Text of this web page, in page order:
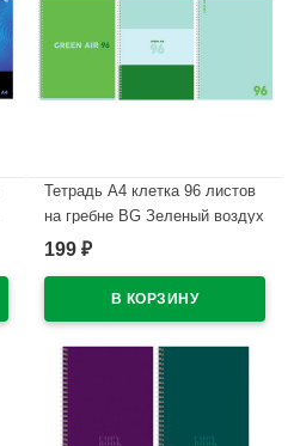
Тетрадь А4 клетка 96 листов
на гребне BG Зеленый воздух
матовая ламинация ассорти
199 ₽